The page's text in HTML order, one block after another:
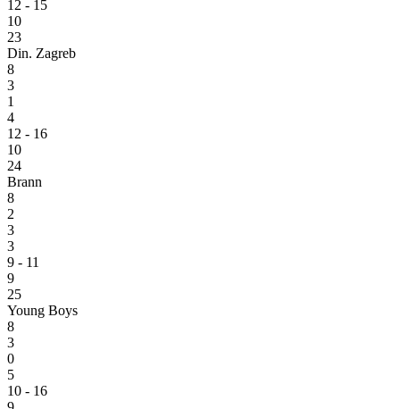
12 - 15
10
23
Din. Zagreb
8
3
1
4
12 - 16
10
24
Brann
8
2
3
3
9 - 11
9
25
Young Boys
8
3
0
5
10 - 16